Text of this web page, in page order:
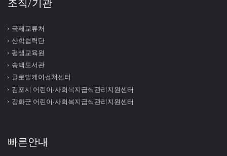
조직/기관
국제교류처
산학협력단
평생교육원
송백도서관
글로벌케이컬쳐센터
김포시 어린이∙사회복지급식관리지원센터
강화군 어린이∙사회복지급식관리지원센터
빠른안내